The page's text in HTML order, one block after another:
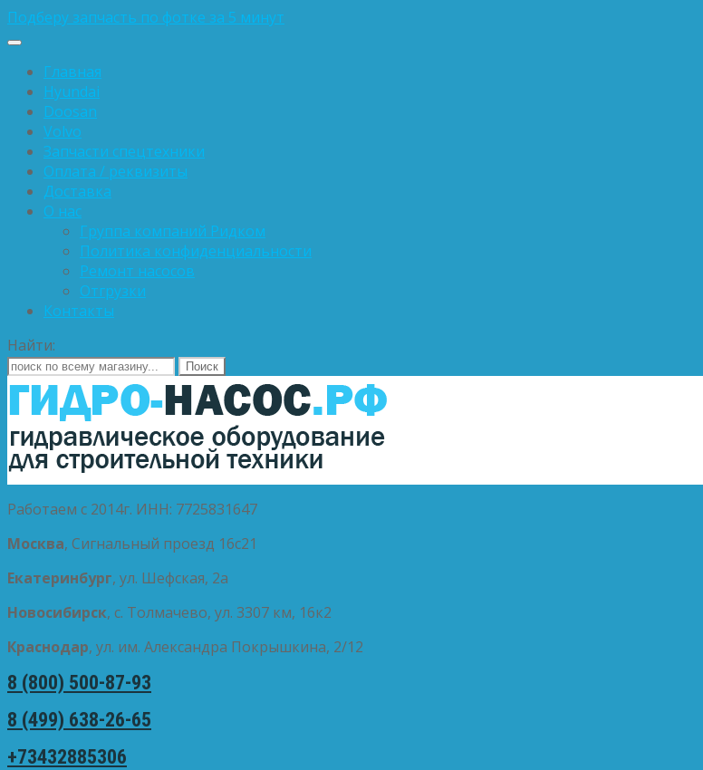
Подберу запчасть по фотке за 5 минут
Главная
Hyundai
Doosan
Volvo
Запчасти спецтехники
Оплата / реквизиты
Доставка
О нас
Группа компаний Ридком
Политика конфиденциальности
Ремонт насосов
Отгрузки
Контакты
Найти:
Работаем с 2014г. ИНН: 7725831647
Москва, Сигнальный проезд 16с21
Екатеринбург, ул. Шефская, 2а
Новосибирск, с. Толмачево, ул. 3307 км, 16к2
Краснодар, ул. им. Александра Покрышкина, 2/12
8 (800) 500-87-93
8 (499) 638-26-65
+73432885306